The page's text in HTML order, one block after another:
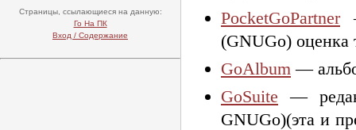
Страницы, ссылающиеся на данную:
Го На ПК
Вход / Содержание
PocketGoPartner—
(GNUGo) оценка
GoAlbum —
GoSuite —
GNUGo)(эта и